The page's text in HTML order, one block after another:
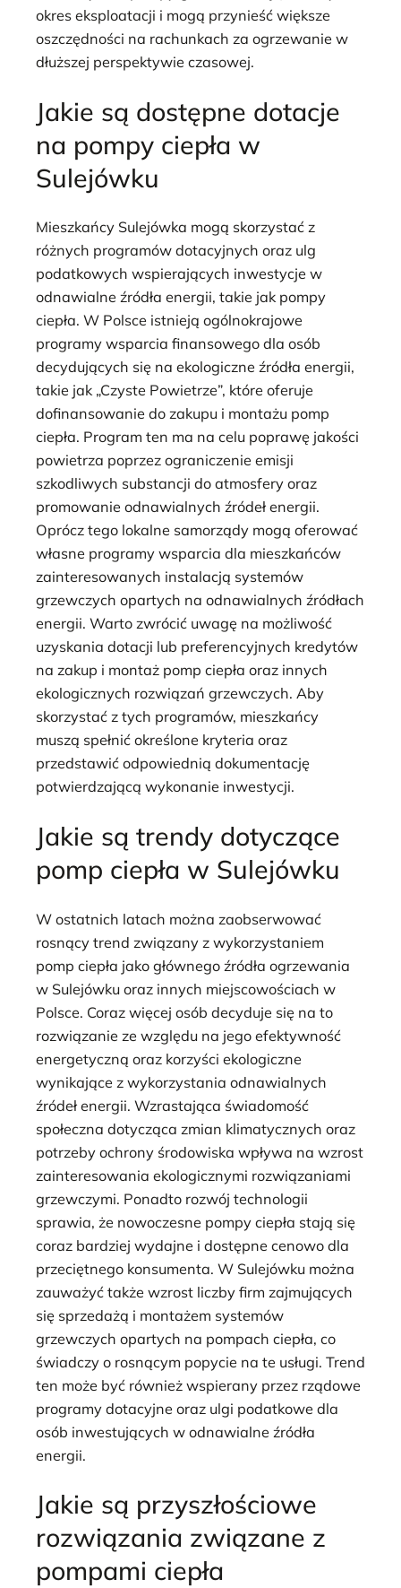
okres eksploatacji i mogą przynieść większe
oszczędności na rachunkach za ogrzewanie w
dłuższej perspektywie czasowej.
Jakie są dostępne dotacje
na pompy ciepła w
Sulejówku
Mieszkańcy Sulejówka mogą skorzystać z
różnych programów dotacyjnych oraz ulg
podatkowych wspierających inwestycje w
odnawialne źródła energii, takie jak pompy
ciepła. W Polsce istnieją ogólnokrajowe
programy wsparcia finansowego dla osób
decydujących się na ekologiczne źródła energii,
takie jak „Czyste Powietrze”, które oferuje
dofinansowanie do zakupu i montażu pomp
ciepła. Program ten ma na celu poprawę jakości
powietrza poprzez ograniczenie emisji
szkodliwych substancji do atmosfery oraz
promowanie odnawialnych źródeł energii.
Oprócz tego lokalne samorządy mogą oferować
własne programy wsparcia dla mieszkańców
zainteresowanych instalacją systemów
grzewczych opartych na odnawialnych źródłach
energii. Warto zwrócić uwagę na możliwość
uzyskania dotacji lub preferencyjnych kredytów
na zakup i montaż pomp ciepła oraz innych
ekologicznych rozwiązań grzewczych. Aby
skorzystać z tych programów, mieszkańcy
muszą spełnić określone kryteria oraz
przedstawić odpowiednią dokumentację
potwierdzającą wykonanie inwestycji.
Jakie są trendy dotyczące
pomp ciepła w Sulejówku
W ostatnich latach można zaobserwować
rosnący trend związany z wykorzystaniem
pomp ciepła jako głównego źródła ogrzewania
w Sulejówku oraz innych miejscowościach w
Polsce. Coraz więcej osób decyduje się na to
rozwiązanie ze względu na jego efektywność
energetyczną oraz korzyści ekologiczne
wynikające z wykorzystania odnawialnych
źródeł energii. Wzrastająca świadomość
społeczna dotycząca zmian klimatycznych oraz
potrzeby ochrony środowiska wpływa na wzrost
zainteresowania ekologicznymi rozwiązaniami
grzewczymi. Ponadto rozwój technologii
sprawia, że nowoczesne pompy ciepła stają się
coraz bardziej wydajne i dostępne cenowo dla
przeciętnego konsumenta. W Sulejówku można
zauważyć także wzrost liczby firm zajmujących
się sprzedażą i montażem systemów
grzewczych opartych na pompach ciepła, co
świadczy o rosnącym popycie na te usługi. Trend
ten może być również wspierany przez rządowe
programy dotacyjne oraz ulgi podatkowe dla
osób inwestujących w odnawialne źródła
energii.
Jakie są przyszłościowe
rozwiązania związane z
pompami ciepła